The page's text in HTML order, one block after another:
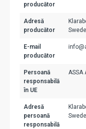
producător
Adresă
producător
E-mail
producător
Persoană
responsabilă
în UE
ASSA
Adresă
persoană
responsabilă